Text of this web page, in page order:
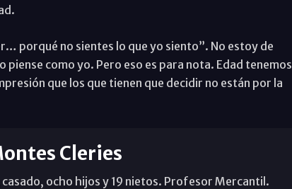
porqué no sientes lo que yo siento”. No estoy de
piense como yo. Pero eso es para nota. Edad tenemos
que los que tienen que decidir no están por la
Cleries
ocho hijos y 19 nietos. Profesor Mercantil.